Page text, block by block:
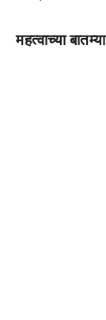
महत्वाच्या बातम्या